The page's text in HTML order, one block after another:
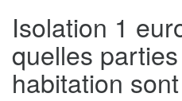
Isolation 1
quelles parties
habitation